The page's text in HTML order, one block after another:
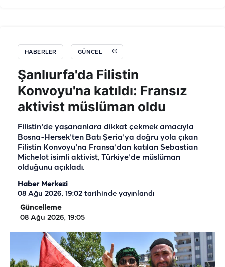
HABERLER GÜNCEL
Şanlıurfa'da Filistin
Konvoyu'na katıldı: Fransız
aktivist müslüman oldu
Filistin'de yaşananlara dikkat çekmek amacıyla
Bosna-Hersek'ten Batı Şeria'ya doğru yola çıkan
Filistin Konvoyu'na Fransa'dan katılan Sebastian
Michelot isimli aktivist, Türkiye'de müslüman
olduğunu açıkladı.
Haber Merkezi
08 Ağu 2026, 19:02 tarihinde yayınlandı
Güncelleme
08 Ağu 2026, 19:05